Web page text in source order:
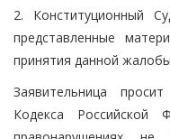
2. Конституционный
представленные
принятия данной
Заявительница
Кодекса Российской